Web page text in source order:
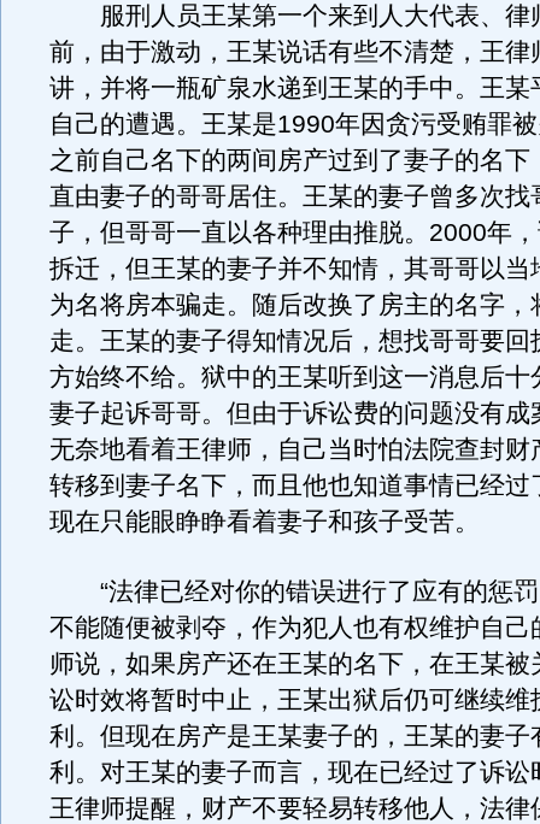
服刑人员王某第一个来到人大代表、律
前，由于激动，王某说话有些不清楚，王律
讲，并将一瓶矿泉水递到王某的手中。王某
自己的遭遇。王某是1990年因贪污受贿罪
之前自己名下的两间房产过到了妻子的名下
直由妻子的哥哥居住。王某的妻子曾多次找
子，但哥哥一直以各种理由推脱。2000年
拆迁，但王某的妻子并不知情，其哥哥以当
为名将房本骗走。随后改换了房主的名字，
走。王某的妻子得知情况后，想找哥哥要回
方始终不给。狱中的王某听到这一消息后十
妻子起诉哥哥。但由于诉讼费的问题没有成
无奈地看着王律师，自己当时怕法院查封财
转移到妻子名下，而且他也知道事情已经过
现在只能眼睁睁看着妻子和孩子受苦。
“法律已经对你的错误进行了应有的惩罚
不能随便被剥夺，作为犯人也有权维护自己
师说，如果房产还在王某的名下，在王某被
讼时效将暂时中止，王某出狱后仍可继续维
利。但现在房产是王某妻子的，王某的妻子
利。对王某的妻子而言，现在已经过了诉讼
王律师提醒，财产不要轻易转移他人，法律